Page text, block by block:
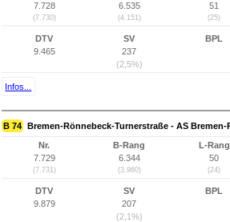
7.728
(7.730)
6.535
(4.151)
51
(25)
DTV
9.465
SV
237
(2,5%)
BPL
Infos...
B 74 Bremen-Rönnebeck-Turnerstraße - AS Bremen-
Nr.
7.729
(7.731)
B-Rang
6.344
(3.960)
L-Rang
50
(24)
DTV
9.879
SV
207
(2,1%)
BPL